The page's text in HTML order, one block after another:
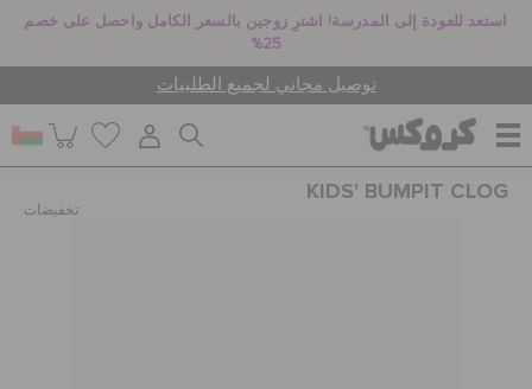
استعد للعودة إلى المدرسة! اشترِ زوجين بالسعر الكامل واحصل على خصم
25%
توصيل مجاني لجميع الطلبيات
KIDS' BUMPIT CLOG
تخفيضات